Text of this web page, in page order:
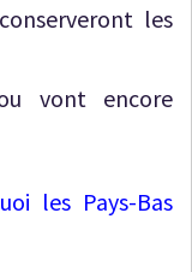
les
vont encore
les Pays-Bas